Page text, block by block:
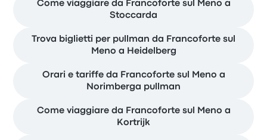
Come viaggiare da Francoforte sul Meno a
Stoccarda
Trova biglietti per pullman da Francoforte sul
Meno a Heidelberg
Orari e tariffe da Francoforte sul Meno a
Norimberga pullman
Come viaggiare da Francoforte sul Meno a
Kortrijk